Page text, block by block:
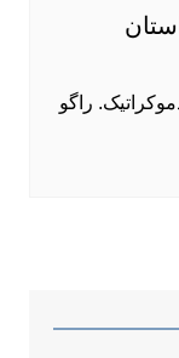
راگو